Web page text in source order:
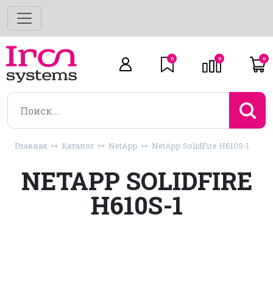
0 0 0
Главная Каталог NetApp NetApp SolidFire H610S-1
NETAPP SOLIDFIRE
H610S-1